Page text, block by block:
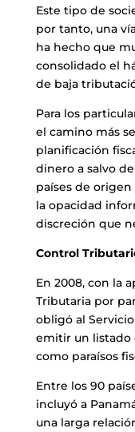
Este tipo de
por tanto, una
ha hecho que
consolidado el
de baja
Para los
el camino más
planificación
dinero a salvo
países de origen
la opacidad
discreción que
Control
En 2008, con la
Tributaria por
obligó al
emitir un listado
como paraísos
Entre los 90
incluyó a
una larga